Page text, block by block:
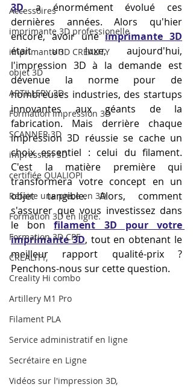
Accessoires
imprimante 3D professionelle
imprimante 3D CREALITY
objet 3D
ARTILLERY 3D
Formation impression 3D
SCANNER 3D
impression 3D
certifiée QUALIOPI
Refaire une piece en 3D
Formation 3D en ligne.
Formation 3D CPF
CREALITY,
Creality Hi combo
Artillery M1 Pro
Filament PLA
Service administratif en ligne
Secrétaire en Ligne
Vidéos sur l'impression 3D,
3D a énormément évolué ces
dernières années. Alors qu'hier
encore, avoir une imprimante 3D
était un luxe, aujourd'hui,
l'impression 3D à la demande est
devenue la norme pour de
nombreuses industries, des startups
innovantes aux géants de la
fabrication. Mais derrière chaque
impression 3D réussie se cache un
choix essentiel : celui du filament.
C'est la matière première qui
transformera votre concept en un
objet tangible. Alors, comment
s'assurer que vous investissez dans
le bon filament 3D pour votre
imprimante 3D, tout en obtenant le
meilleur rapport qualité-prix ?
Penchons-nous sur cette question.